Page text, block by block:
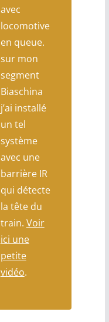
avec
locomotive
en queue.
sur mon
segment
Biaschina
j’ai installé
un tel
système
avec une
barrière IR
qui détecte
la tête du
train. Voir
ici une
petite
vidéo.